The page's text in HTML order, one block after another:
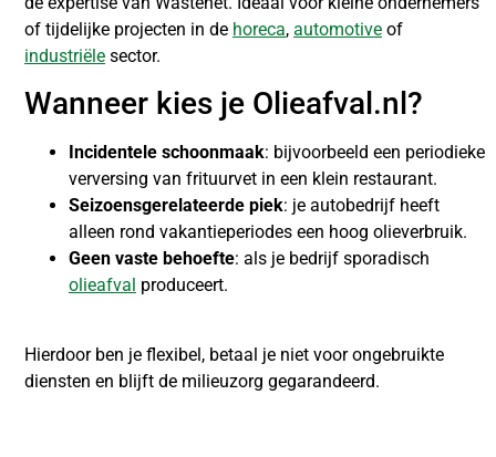
of tijdelijke projecten in de horeca, automotive of
industriële sector.
Wanneer kies je Olieafval.nl?
Incidentele schoonmaak: bijvoorbeeld een periodieke
verversing van frituurvet in een klein restaurant.
Seizoensgerelateerde piek: je autobedrijf heeft
alleen rond vakantieperiodes een hoog olieverbruik.
Geen vaste behoefte: als je bedrijf sporadisch
olieafval produceert.
Hierdoor ben je flexibel, betaal je niet voor ongebruikte
diensten en blijft de milieuzorg gegarandeerd.